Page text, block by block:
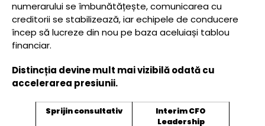
numerarului se îmbunătățește, comunicarea cu
creditorii se stabilizează, iar echipele de conducere
încep să lucreze din nou pe baza aceluiași tablou
financiar.
Distincția devine mult mai vizibilă odată cu
accelerarea presiunii.
Sprijin consultativ
Interim CFO
Leadership